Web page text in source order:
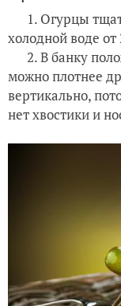
1. Огурцы
холодной воде
2. В банку
можно плотнее
вертикально,
нет хвостики и